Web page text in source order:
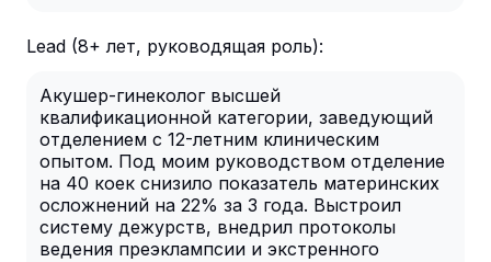
Lead (8+ лет, руководящая роль):
Акушер-гинеколог высшей
квалификационной категории, заведующий
отделением с 12-летним клиническим
опытом. Под моим руководством отделение
на 40 коек снизило показатель материнских
осложнений на 22% за 3 года. Выстроил
систему дежурств, внедрил протоколы
ведения преэклампсии и экстренного